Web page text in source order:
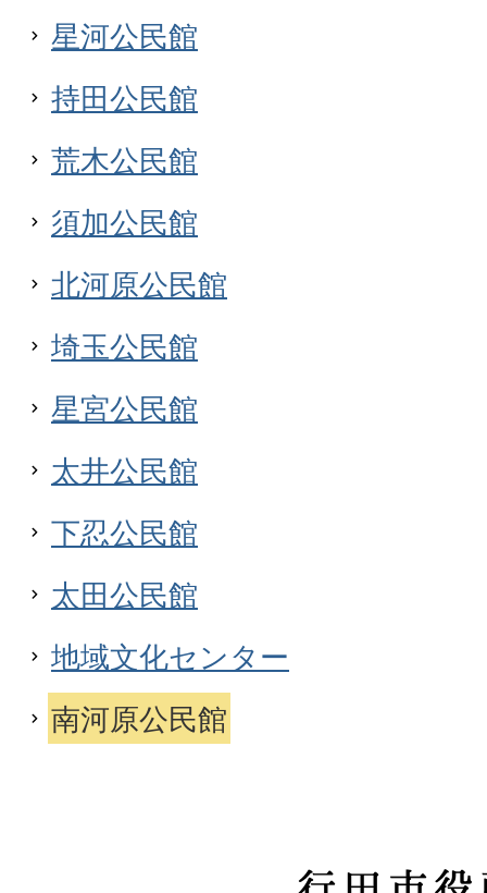
星河公民館
持田公民館
荒木公民館
須加公民館
北河原公民館
埼玉公民館
星宮公民館
太井公民館
下忍公民館
太田公民館
地域文化センター
南河原公民館